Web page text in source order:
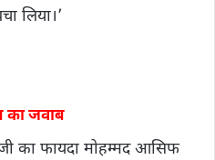
लिया।’
का जवाब
का फायदा मोहम्मद आसिफ